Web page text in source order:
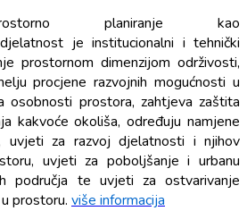
planiranje kao
je institucionalni i tehnički
prostornom dimenzijom održivosti,
procjene razvojnih mogućnosti u
osobnosti prostora, zahtjeva zaštita
kakvoće okoliša, određuju namjene
uvjeti za razvoj djelatnosti i njihov
uvjeti za poboljšanje i urbanu
područja te uvjeti za ostvarivanje
prostoru. više informacija